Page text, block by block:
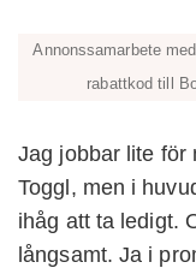
Annonssamarbete
rabattkod till
Jag jobbar lite för
Toggl, men i
ihåg att ta ledigt.
långsamt. Ja i